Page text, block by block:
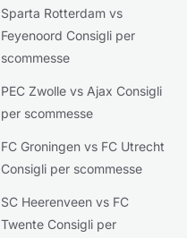
Sparta Rotterdam vs
Feyenoord Consigli per
scommesse
PEC Zwolle vs Ajax Consigli
per scommesse
FC Groningen vs FC Utrecht
Consigli per scommesse
SC Heerenveen vs FC
Twente Consigli per